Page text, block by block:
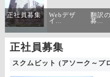
正社員募集
Webデザ
イ...
翻訳
募...
正社員募集
スクムビット (アソーク～プ